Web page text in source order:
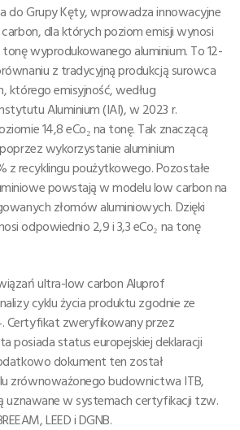
do Grupy Kęty, wprowadza innowacyjne
dla których poziom emisji wynosi
tonę wyprodukowanego aluminium. To 12-
z tradycyjną produkcją surowca
którego emisyjność, według
Aluminium (IAI), w 2023 r.
14,8 eCo₂ na tonę. Tak znaczącą
wykorzystanie aluminium
z recyklingu poużytkowego. Pozostałe
powstają w modelu low carbon na
złomów aluminiowych. Dzięki
odpowiednio 2,9 i 3,3 eCo₂ na tonę
ultra-low carbon Aluprof
cyklu życia produktu zgodnie ze
Certyfikat zweryfikowany przez
posiada status europejskiej deklaracji
dokument ten został
zrównoważonego budownictwa ITB,
uznawane w systemach certyfikacji tzw.
LEED i DGNB.